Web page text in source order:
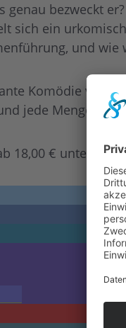
genau bezweckt
sich ein
und wie
Komödie voller
jede Menge
18,00 € unter